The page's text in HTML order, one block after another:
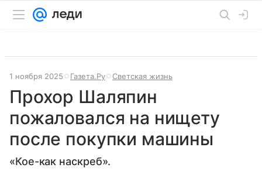
1 ноября 2025 Газета.Ру Светская жизнь
Прохор Шаляпин
пожаловался на нищету
после покупки машины
«Кое-как наскреб».